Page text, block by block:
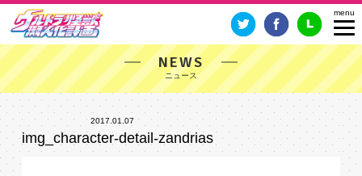
NEWS
2017.01.07
img_character-detail-zandrias